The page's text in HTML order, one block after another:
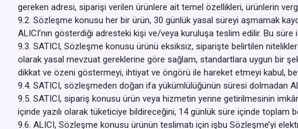
gereken adresi, siparişi verilen ürünlere ait temel özellikleri, ürünlerin
9.2. Sözleşme konusu her bir ürün, 30 günlük yasal süreyi aşmamak
ALICI’nın gösterdiği adresteki kişi ve/veya kuruluşa teslim edilir. Bu
9.3. SATICI, Sözleşme konusu ürünü eksiksiz, siparişte belirtilen
olarak yasal mevzuat gereklerine göre sağlam, standartlara uygun bir
dikkat ve özeni göstermeyi, ihtiyat ve öngörü ile hareket etmeyi kabul,
9.4. SATICI, sözleşmeden doğan ifa yükümlülüğünün süresi dolmadan
9.5. SATICI, sipariş konusu ürün veya hizmetin yerine getirilmesinin
içinde yazılı olarak tüketiciye bildireceğini, 14 günlük süre içinde toplam
9.6. ALICI, Sözleşme konusu ürünün teslimatı için işbu Sözleşme’yi